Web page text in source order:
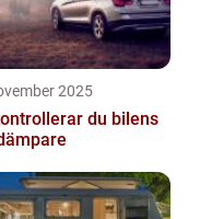
2025
du bilens